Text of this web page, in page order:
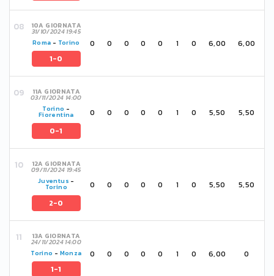
10A GIORNATA
31/10/2024 19:45
Roma - Torino
1-0
0 0 0 0 0 1 0 6,00 6,00
11A GIORNATA
03/11/2024 14:00
Torino -
Fiorentina
0-1
0 0 0 0 0 1 0 5,50 5,50
12A GIORNATA
09/11/2024 19:45
Juventus -
Torino
2-0
0 0 0 0 0 1 0 5,50 5,50
13A GIORNATA
24/11/2024 14:00
Torino - Monza
1-1
0 0 0 0 0 1 0 6,00 0